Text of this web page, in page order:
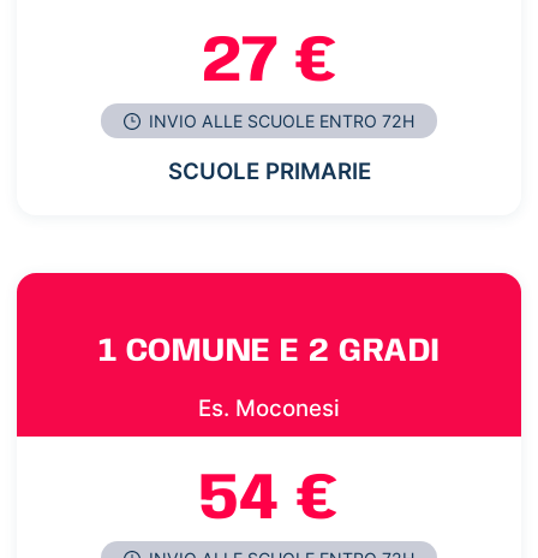
27 €
INVIO ALLE SCUOLE ENTRO 72H
SCUOLE PRIMARIE
1 COMUNE E 2 GRADI
Es. Moconesi
54 €